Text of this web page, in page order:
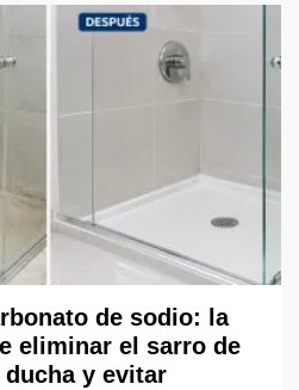
de sodio: la
eliminar el sarro de
y evitar